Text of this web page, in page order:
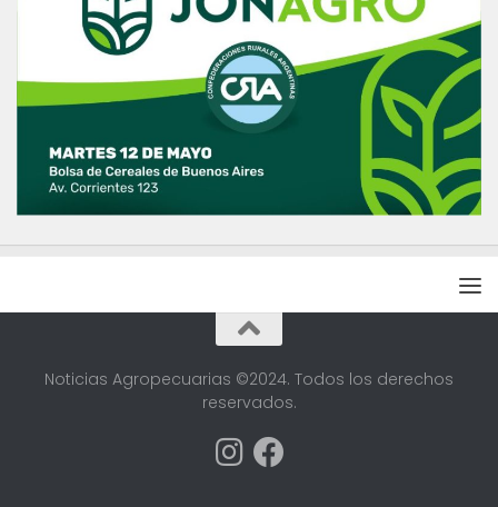
Noticias Agropecuarias ©2024. Todos los derechos
reservados.